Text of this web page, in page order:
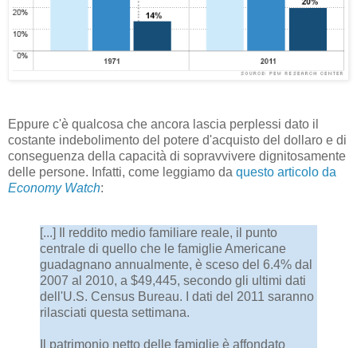
Eppure c'è qualcosa che ancora lascia perplessi dato il
costante indebolimento del potere d'acquisto del dollaro e di
conseguenza della capacità di sopravvivere dignitosamente
delle persone. Infatti, come leggiamo da questo articolo da
Economy Watch:
[...] Il reddito medio familiare reale, il punto
centrale di quello che le famiglie Americane
guadagnano annualmente, è sceso del 6.4% dal
2007 al 2010, a $49,445, secondo gli ultimi dati
dell'U.S. Census Bureau. I dati del 2011 saranno
rilasciati questa settimana.
Il patrimonio netto delle famiglie è affondato